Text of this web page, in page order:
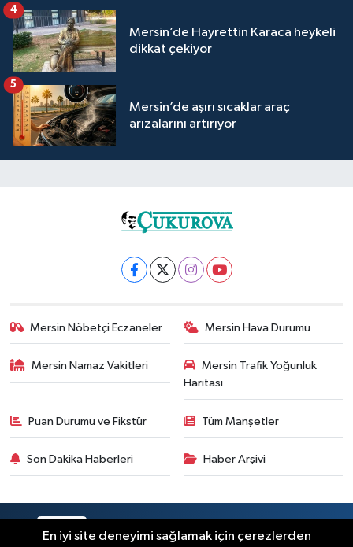
Mersin’de Hayrettin Karaca heykeli
dikkat çekiyor
4
Mersin’de aşırı sıcaklar araç
arızalarını artırıyor
5
Mersin Nöbetçi Eczaneler Mersin Hava Durumu
Mersin Namaz Vakitleri
Mersin Trafik Yoğunluk
Haritası
Puan Durumu ve Fikstür Tüm Manşetler
Son Dakika Haberleri Haber Arşivi
RSS Copyright © 2025. Her hakkı saklıdır.
En iyi site deneyimi sağlamak için çerezlerden